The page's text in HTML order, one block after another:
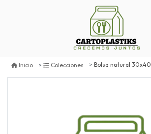
Inicio Colecciones Bolsa natural 30x40